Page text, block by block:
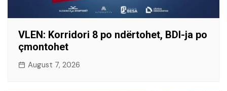
VLEN: Korridori 8 po ndërtohet, BDI-ja po
çmontohet
August 7, 2026